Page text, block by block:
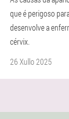
que é perigoso
desenvolve a
cérvix.
26 Xullo 2025